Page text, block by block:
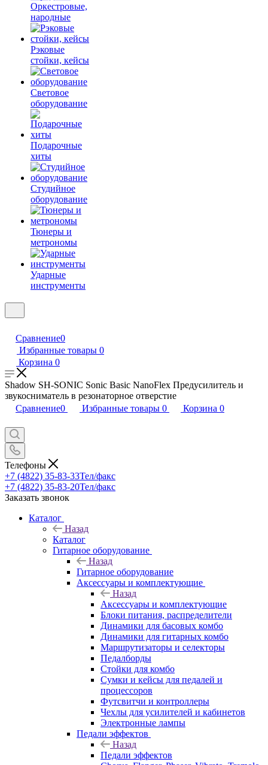
Оркестровые,
народные
Рэковые
стойки, кейсы
Световое
оборудование
Подарочные
хиты
Студийное
оборудование
Тюнеры и
метрономы
Ударные
инструменты
Сравнение0
Избранные товары 0
Корзина 0
Shadow SH-SONIC Sonic Basic NanoFlex Предусилитель и
звукосниматель в резонаторное отверстие
Сравнение0 Избранные товары 0 Корзина 0
Телефоны
+7 (4822) 35-83-33Тел/факс
+7 (4822) 35-83-20Тел/факс
Заказать звонок
Каталог
Назад
Каталог
Гитарное оборудование
Назад
Гитарное оборудование
Аксессуары и комплектующие
Назад
Аксессуары и комплектующие
Блоки питания, распределители
Динамики для басовых комбо
Динамики для гитарных комбо
Маршрутизаторы и селекторы
Педалборды
Стойки для комбо
Сумки и кейсы для педалей и
процессоров
Футсвитчи и контроллеры
Чехлы для усилителей и кабинетов
Электронные лампы
Педали эффектов
Назад
Педали эффектов